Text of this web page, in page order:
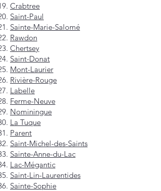
Crabtree
Saint-Paul
Sainte-Marie-Salomé
Rawdon
Chertsey
Saint-Donat
Mont-Laurier
Rivière-Rouge
Labelle
Ferme-Neuve
Nominingue
La Tuque
Parent
Saint-Michel-des-Saints
Sainte-Anne-du-Lac
Lac-Mégantic
Saint-Lin-Laurentides
Sainte-Sophie